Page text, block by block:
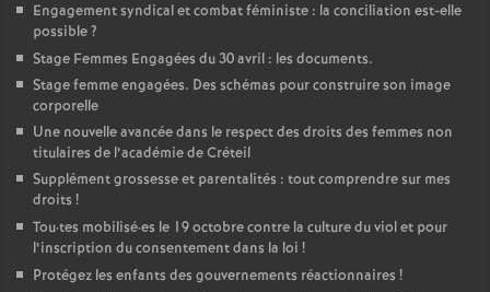
Engagement syndical et combat féministe : la conciliation est-elle
possible?
Stage Femmes Engagées du 30 avril : les documents.
Stage femme engagées. Des schémas pour construire son image
corporelle
Une nouvelle avancée dans le respect des droits des femmes non
titulaires de l’académie de Créteil
Supplément grossesse et parentalités : tout comprendre sur mes
droits !
Tou·tes mobilisé·es le 19 octobre contre la culture du viol et pour
l’inscription du consentement dans la loi !
Protégez les enfants des gouvernements réactionnaires !